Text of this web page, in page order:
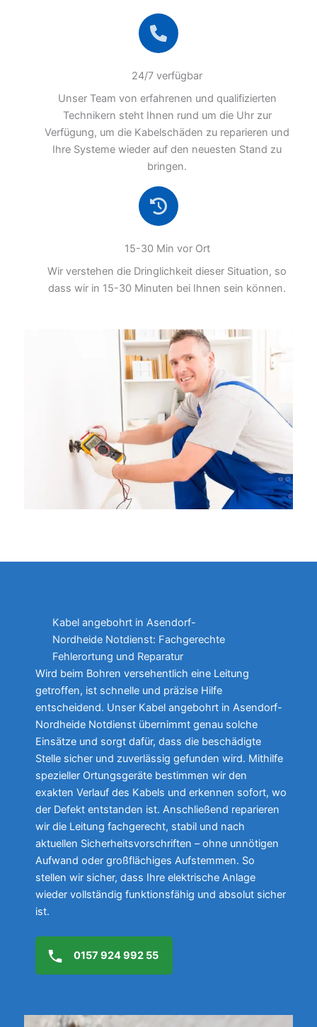
24/7 verfügbar
Unser Team von erfahrenen und qualifizierten
Technikern steht Ihnen rund um die Uhr zur
Verfügung, um die Kabelschäden zu reparieren und
Ihre Systeme wieder auf den neuesten Stand zu
bringen.
15-30 Min vor Ort
Wir verstehen die Dringlichkeit dieser Situation, so
dass wir in 15-30 Minuten bei Ihnen sein können.
Kabel angebohrt in Asendorf-
Nordheide Notdienst: Fachgerechte
Fehlerortung und Reparatur
Wird beim Bohren versehentlich eine Leitung
getroffen, ist schnelle und präzise Hilfe
entscheidend. Unser Kabel angebohrt in Asendorf-
Nordheide Notdienst übernimmt genau solche
Einsätze und sorgt dafür, dass die beschädigte
Stelle sicher und zuverlässig gefunden wird. Mithilfe
spezieller Ortungsgeräte bestimmen wir den
exakten Verlauf des Kabels und erkennen sofort, wo
der Defekt entstanden ist. Anschließend reparieren
wir die Leitung fachgerecht, stabil und nach
aktuellen Sicherheitsvorschriften – ohne unnötigen
Aufwand oder großflächiges Aufstemmen. So
stellen wir sicher, dass Ihre elektrische Anlage
wieder vollständig funktionsfähig und absolut sicher
ist.
0157 924 992 55